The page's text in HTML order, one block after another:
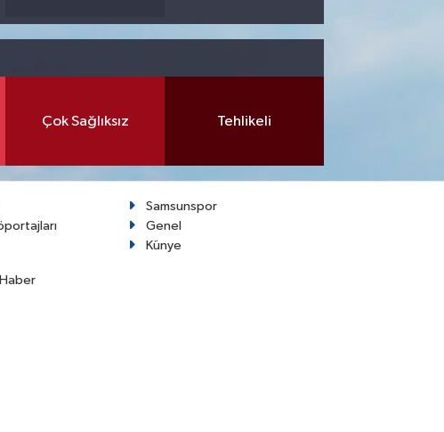
Çok Sağlıksız Tehlikeli
Samsunspor
Genel
Künye